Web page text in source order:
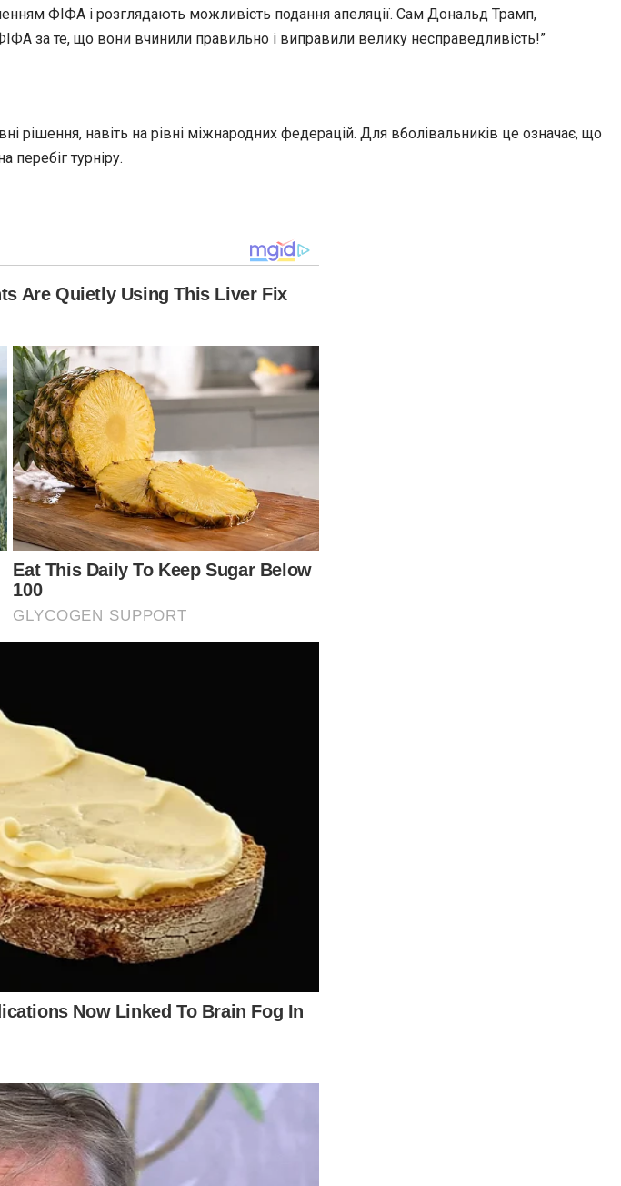
ФІФА і розглядають можливість подання апеляції. Сам Дональд Трамп,
за те, що вони вчинили правильно і виправили велику несправедливість!”
навіть на рівні міжнародних федерацій. Для вболівальників це означає, що
турніру.